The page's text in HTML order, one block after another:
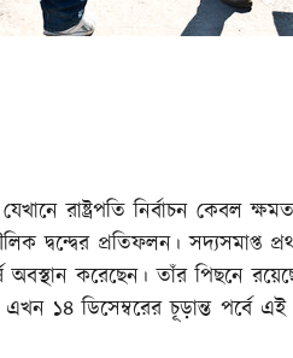
রাষ্ট্রপতি নির্বাচন কেবল
দ্বন্দ্বের প্রতিফলন। সদ্যসমাপ্ত
করেছেন। তাঁর পিছনে
১৪ ডিসেম্বরের চূড়ান্ত পর্বে